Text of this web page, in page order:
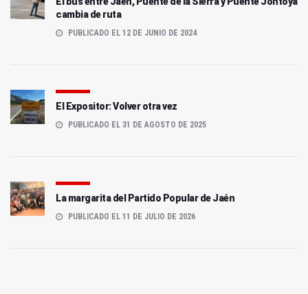
cambia de ruta
PUBLICADO EL 12 DE JUNIO DE 2024
El Expositor: Volver otra vez
PUBLICADO EL 31 DE AGOSTO DE 2025
La margarita del Partido Popular de Jaén
PUBLICADO EL 11 DE JULIO DE 2026